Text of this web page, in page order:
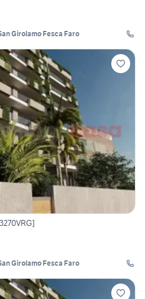
Girolamo Fesca Faro
Girolamo Fesca Faro